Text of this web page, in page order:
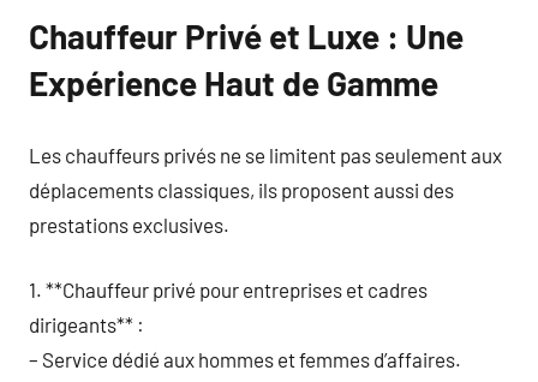
Chauffeur Privé et Luxe : Une
Expérience Haut de Gamme
Les chauffeurs privés ne se limitent pas seulement aux
déplacements classiques, ils proposent aussi des
prestations exclusives.
1. **Chauffeur privé pour entreprises et cadres
dirigeants** :
– Service dédié aux hommes et femmes d’affaires.